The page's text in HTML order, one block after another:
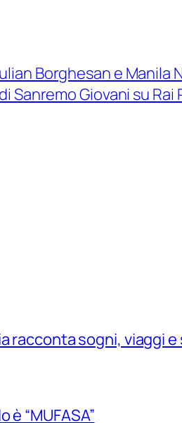
Borghesan e Manila
Sanremo Giovani su Rai
racconta sogni, viaggi
è “MUFASA”